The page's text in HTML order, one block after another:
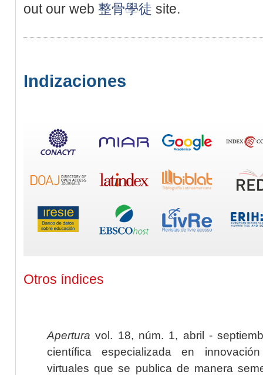
out our web 整骨學徒 site.
Indizaciones
Otros índices
Apertura vol. 18, núm. 1, abril -
científica especializada en
virtuales que se publica de manera